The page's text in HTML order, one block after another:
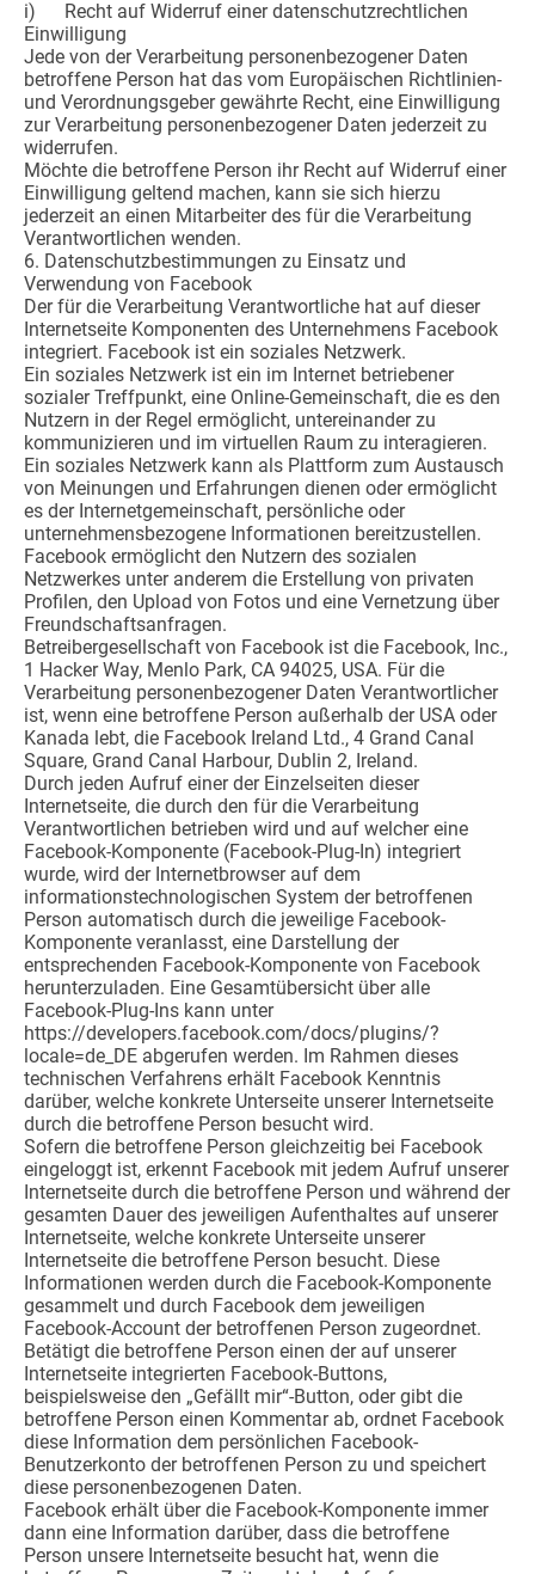
i) Recht auf Widerruf einer datenschutzrechtlichen
Einwilligung
Jede von der Verarbeitung personenbezogener Daten
betroffene Person hat das vom Europäischen Richtlinien-
und Verordnungsgeber gewährte Recht, eine Einwilligung
zur Verarbeitung personenbezogener Daten jederzeit zu
widerrufen.
Möchte die betroffene Person ihr Recht auf Widerruf einer
Einwilligung geltend machen, kann sie sich hierzu
jederzeit an einen Mitarbeiter des für die Verarbeitung
Verantwortlichen wenden.
6. Datenschutzbestimmungen zu Einsatz und
Verwendung von Facebook
Der für die Verarbeitung Verantwortliche hat auf dieser
Internetseite Komponenten des Unternehmens Facebook
integriert. Facebook ist ein soziales Netzwerk.
Ein soziales Netzwerk ist ein im Internet betriebener
sozialer Treffpunkt, eine Online-Gemeinschaft, die es den
Nutzern in der Regel ermöglicht, untereinander zu
kommunizieren und im virtuellen Raum zu interagieren.
Ein soziales Netzwerk kann als Plattform zum Austausch
von Meinungen und Erfahrungen dienen oder ermöglicht
es der Internetgemeinschaft, persönliche oder
unternehmensbezogene Informationen bereitzustellen.
Facebook ermöglicht den Nutzern des sozialen
Netzwerkes unter anderem die Erstellung von privaten
Profilen, den Upload von Fotos und eine Vernetzung über
Freundschaftsanfragen.
Betreibergesellschaft von Facebook ist die Facebook, Inc.,
1 Hacker Way, Menlo Park, CA 94025, USA. Für die
Verarbeitung personenbezogener Daten Verantwortlicher
ist, wenn eine betroffene Person außerhalb der USA oder
Kanada lebt, die Facebook Ireland Ltd., 4 Grand Canal
Square, Grand Canal Harbour, Dublin 2, Ireland.
Durch jeden Aufruf einer der Einzelseiten dieser
Internetseite, die durch den für die Verarbeitung
Verantwortlichen betrieben wird und auf welcher eine
Facebook-Komponente (Facebook-Plug-In) integriert
wurde, wird der Internetbrowser auf dem
informationstechnologischen System der betroffenen
Person automatisch durch die jeweilige Facebook-
Komponente veranlasst, eine Darstellung der
entsprechenden Facebook-Komponente von Facebook
herunterzuladen. Eine Gesamtübersicht über alle
Facebook-Plug-Ins kann unter
https://developers.facebook.com/docs/plugins/?
locale=de_DE abgerufen werden. Im Rahmen dieses
technischen Verfahrens erhält Facebook Kenntnis
darüber, welche konkrete Unterseite unserer Internetseite
durch die betroffene Person besucht wird.
Sofern die betroffene Person gleichzeitig bei Facebook
eingeloggt ist, erkennt Facebook mit jedem Aufruf unserer
Internetseite durch die betroffene Person und während der
gesamten Dauer des jeweiligen Aufenthaltes auf unserer
Internetseite, welche konkrete Unterseite unserer
Internetseite die betroffene Person besucht. Diese
Informationen werden durch die Facebook-Komponente
gesammelt und durch Facebook dem jeweiligen
Facebook-Account der betroffenen Person zugeordnet.
Betätigt die betroffene Person einen der auf unserer
Internetseite integrierten Facebook-Buttons,
beispielsweise den „Gefällt mir“-Button, oder gibt die
betroffene Person einen Kommentar ab, ordnet Facebook
diese Information dem persönlichen Facebook-
Benutzerkonto der betroffenen Person zu und speichert
diese personenbezogenen Daten.
Facebook erhält über die Facebook-Komponente immer
dann eine Information darüber, dass die betroffene
Person unsere Internetseite besucht hat, wenn die